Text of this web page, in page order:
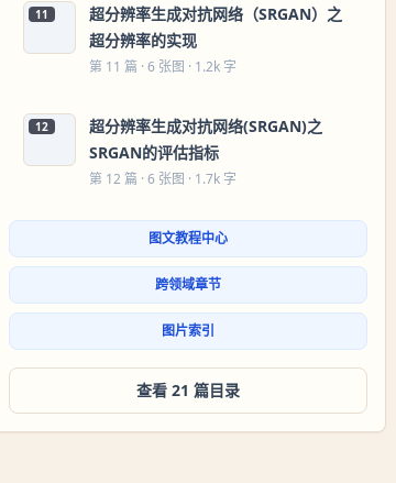
11
超分辨率生成对抗网络（SRGAN）之
超分辨率的实现
第 11 篇 · 6 张图 · 1.2k 字
12
超分辨率生成对抗网络(SRGAN)之
SRGAN的评估指标
第 12 篇 · 6 张图 · 1.7k 字
图文教程中心
跨领域章节
图片索引
查看 21 篇目录